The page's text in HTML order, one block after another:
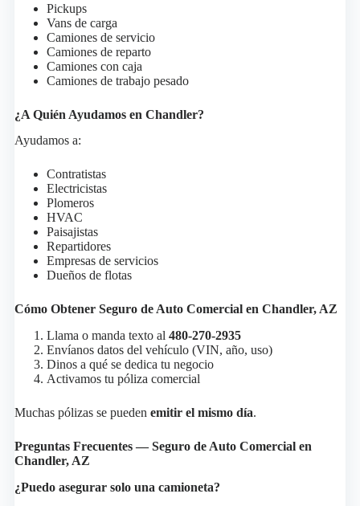
Pickups
Vans de carga
Camiones de servicio
Camiones de reparto
Camiones con caja
Camiones de trabajo pesado
¿A Quién Ayudamos en Chandler?
Ayudamos a:
Contratistas
Electricistas
Plomeros
HVAC
Paisajistas
Repartidores
Empresas de servicios
Dueños de flotas
Cómo Obtener Seguro de Auto Comercial en Chandler, AZ
Llama o manda texto al 480-270-2935
Envíanos datos del vehículo (VIN, año, uso)
Dinos a qué se dedica tu negocio
Activamos tu póliza comercial
Muchas pólizas se pueden emitir el mismo día.
Preguntas Frecuentes — Seguro de Auto Comercial en
Chandler, AZ
¿Puedo asegurar solo una camioneta?